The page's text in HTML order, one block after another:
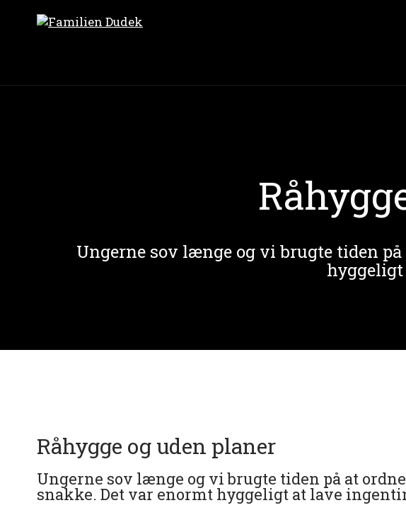
Ungerne sov længe og vi brugte tiden
Råhygge og uden planer
Ungerne sov længe og vi brugte tiden på at
snakke. Det var enormt hyggeligt at lave